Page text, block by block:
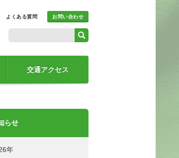
よくある質問 お問い合わせ
交通アクセス
らせ
年